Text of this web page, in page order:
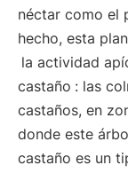
néctar como el
hecho, esta
la actividad
castaño : las
castaños, en
donde este
castaño es un